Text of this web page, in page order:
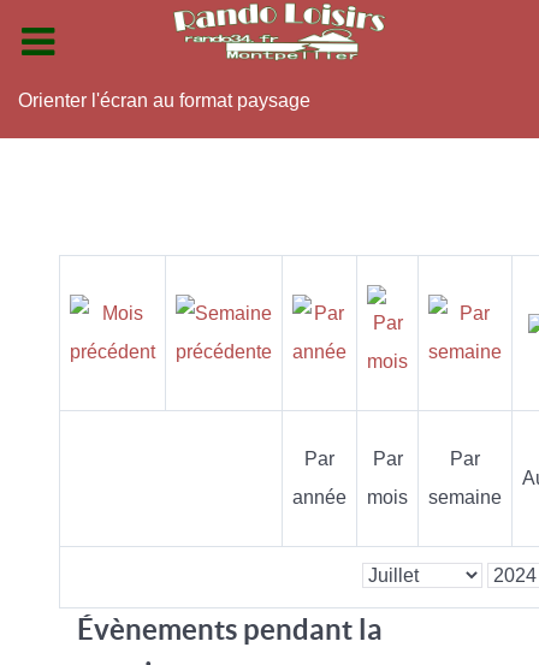
Orienter l'écran au format paysage
Par
année
Par
mois
Par
semaine
Évènements pendant la